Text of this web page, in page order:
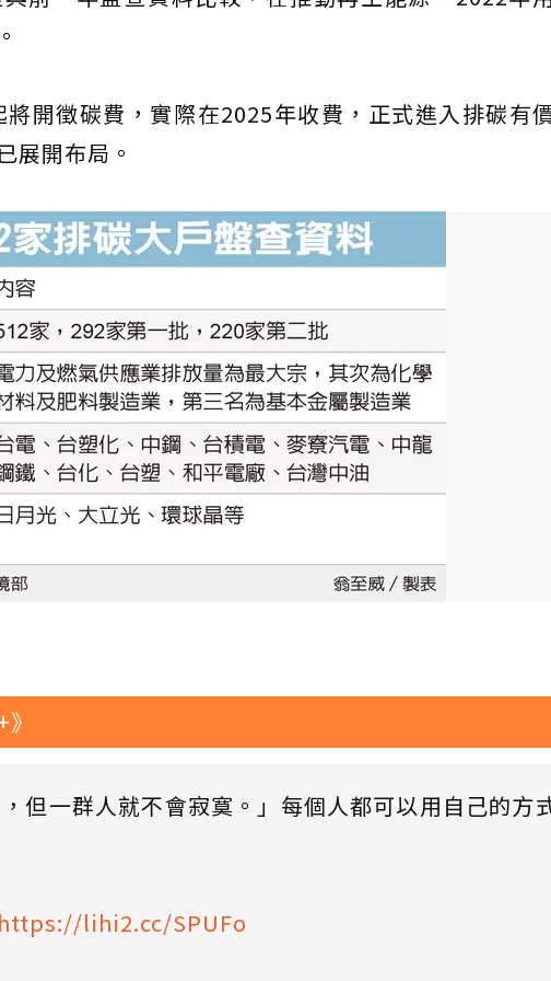
開徵碳費，實際在2025年收費，正式進入排碳有
展開布局。
，但一群人就不會寂寞。」每個人都可以用自己的方
https://lihi2.cc/SPUFo